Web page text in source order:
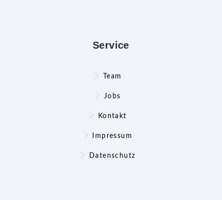
Service
Team
Jobs
Kontakt
Impressum
Datenschutz